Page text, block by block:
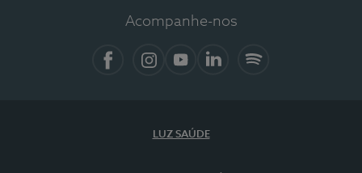
Acompanhe-nos
LUZ SAÚDE